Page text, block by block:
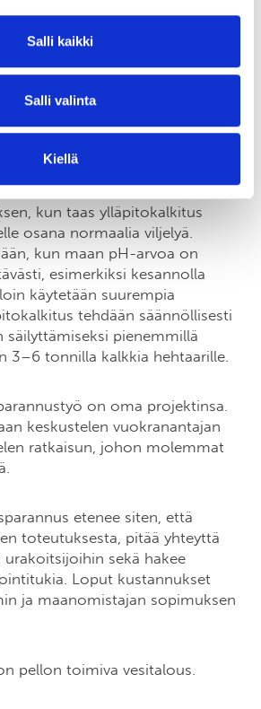
Salli kaikki
Salli valinta
Kiellä
että maanomistaja
20–30 vuotta, eli paljon
kymmenen vuotta, jonka
sekä purojen tai
kun taas ylläpitokalkitus
osana normaalia viljelyä.
kun maan pH-arvoa on
esimerkiksi kesannolla
käytetään suurempia
tehdään säännöllisesti
säilyttämiseksi pienemmillä
3–6 tonnilla kalkkia hehtaarille.
on oma projektinsa.
keskustelen vuokranantajan
ratkaisun, johon molemmat
etenee siten, että
toteutuksesta, pitää yhteyttä
sekä hakee
Loput kustannukset
ja maanomistajan sopimuksen
pellon toimiva vesitalous.